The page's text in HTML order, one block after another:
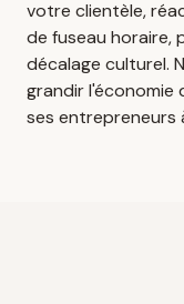
votre clientèle,
de fuseau horaire,
décalage culturel.
grandir l'économie
ses entrepreneurs